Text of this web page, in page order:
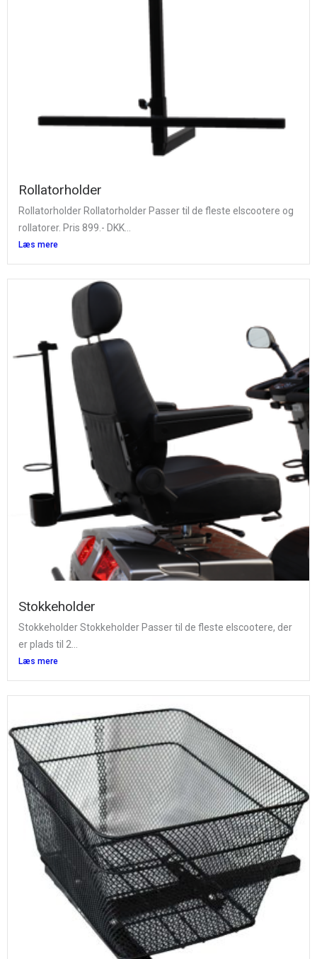
Rollatorholder
Rollatorholder Rollatorholder Passer til de fleste elscootere og
rollatorer. Pris 899.- DKK...
Læs mere
Stokkeholder
Stokkeholder Stokkeholder Passer til de fleste elscootere, der
er plads til 2...
Læs mere